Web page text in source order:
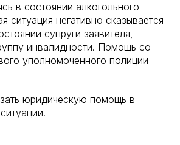
в состоянии алкогольного
ситуация негативно сказывается
супруги заявителя,
инвалидности. Помощь со
уполномоченного полиции
юридическую помощь в